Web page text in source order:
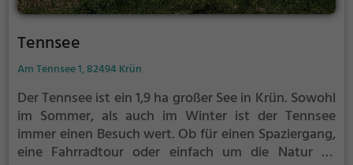
Tennsee
Am Tennsee 1, 82494 Krün
Der Tennsee ist ein 1,9 ha großer See in Krün. Sowohl
im Sommer, als auch im Winter ist der Tennsee
immer einen Besuch wert. Ob für einen Spaziergang,
eine Fahrradtour oder einfach um die Natur zu